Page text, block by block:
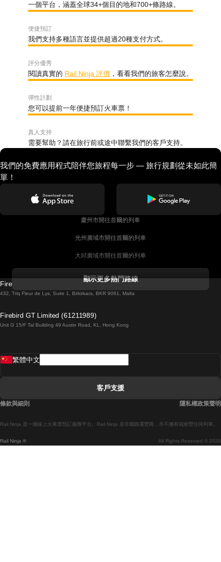
一個平台，涵蓋全球34+個目的地和700+條路線。
便捷預訂
我們支持多種語言並提供超過20種支付方式。
評分優秀
閱讀真實的 Rail Ninja 評價 ，看看我們的旅客怎麼說。
彈性計劃
您可以提前一年便捷預訂火車票！
真人支持
需要幫助？請在旅行前或途中聯繫我們的客戶支持。
我們的免費應用程式陪伴您旅程每一步 — 旅行規劃從未如此簡
單！
慶州市開往首爾的列車
光州廣域市開往首爾的列車
大邱廣域市開往首爾的列車
都柏林開往戈尔韦的列車
羅馬開往拿坡里的列車
顯示更多熱門路線
Firebird GT Limited (OC 1451)
432, Triq Fleur de Lys, Suite 1, Birkirkara, BKR 9061, Malta
Firebird GT Limited (61211989)
Unit G 15/F Tal Building 49 Austin Road, KL, Hong Kong
Rail Ninja ® All Rights Reserved © 2026
Rail Ninja 是一個線上火車票預訂服務平台。Rail Ninja 並非鐵路運營商，亦不擁有或經營任何列車。
繁體中文
客戶支援
條款與細則 隱私權政策聲明